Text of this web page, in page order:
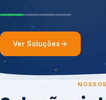
Ver Soluções